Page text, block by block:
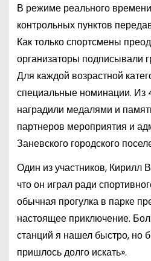
В режиме реального
контрольных пунктов
Как только спортсмены
организаторы подписывали
Для каждой возрастной
специальные номинации. Из
наградили медалями и
партнеров мероприятия и
Заневского городского
Один из участников, Кирилл
что он играл ради
обычная прогулка в парке
настоящее приключение.
станций я нашел быстро, но
пришлось долго искать».